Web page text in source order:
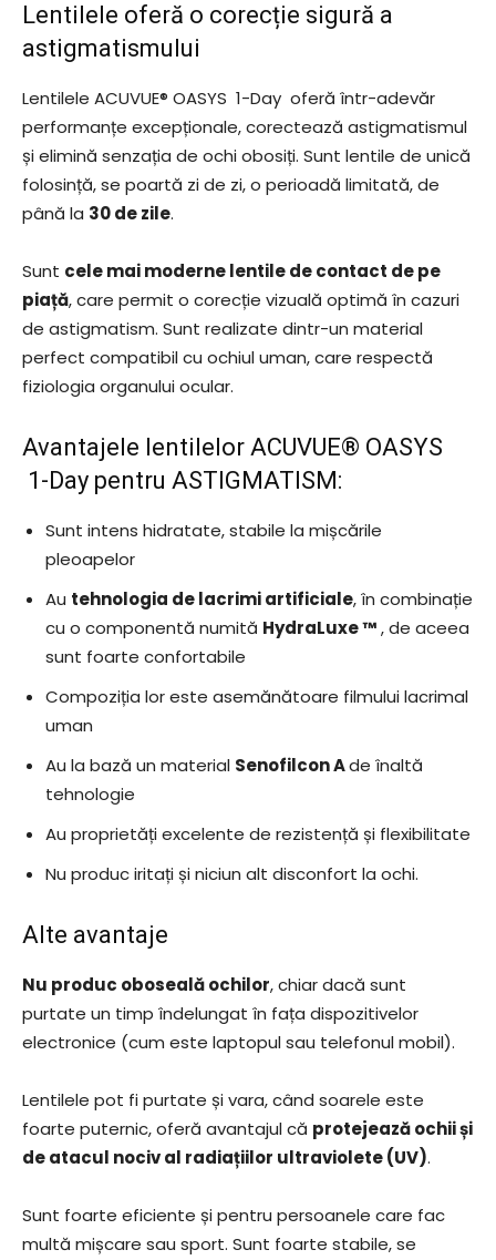
Lentilele oferă o corecție sigură a
astigmatismului
Lentilele ACUVUE® OASYS 1-Day oferă într-adevăr
performanțe excepționale, corectează astigmatismul
și elimină senzația de ochi obosiți. Sunt lentile de unică
folosință, se poartă zi de zi, o perioadă limitată, de
până la 30 de zile.
Sunt cele mai moderne lentile de contact de pe
piață, care permit o corecție vizuală optimă în cazuri
de astigmatism. Sunt realizate dintr-un material
perfect compatibil cu ochiul uman, care respectă
fiziologia organului ocular.
Avantajele lentilelor ACUVUE® OASYS
1-Day pentru ASTIGMATISM:
Sunt intens hidratate, stabile la mișcările
pleoapelor
Au tehnologia de lacrimi artificiale, în combinație
cu o componentă numită HydraLuxe ™, de aceea
sunt foarte confortabile
Compoziția lor este asemănătoare filmului lacrimal
uman
Au la bază un material Senofilcon Ade înaltă
tehnologie
Au proprietăți excelente de rezistență și flexibilitate
Nu produc iritați și niciun alt disconfort la ochi.
Alte avantaje
Nu produc oboseală ochilor, chiar dacă sunt
purtate un timp îndelungat în fața dispozitivelor
electronice (cum este laptopul sau telefonul mobil).
Lentilele pot fi purtate și vara, când soarele este
foarte puternic, oferă avantajul că protejează ochii și
de atacul nociv al radiațiilor ultraviolete (UV).
Sunt foarte eficiente și pentru persoanele care fac
multă mișcare sau sport. Sunt foarte stabile, se